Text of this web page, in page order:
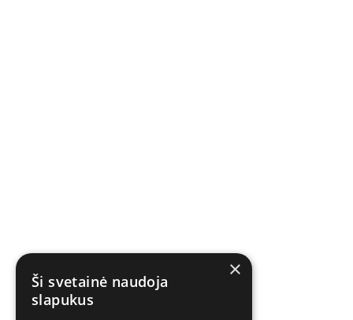
×
Ši svetainė naudoja
slapukus